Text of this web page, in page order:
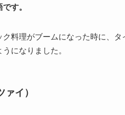
す。
ク料理がブームになった時に、
になりました。
イ）